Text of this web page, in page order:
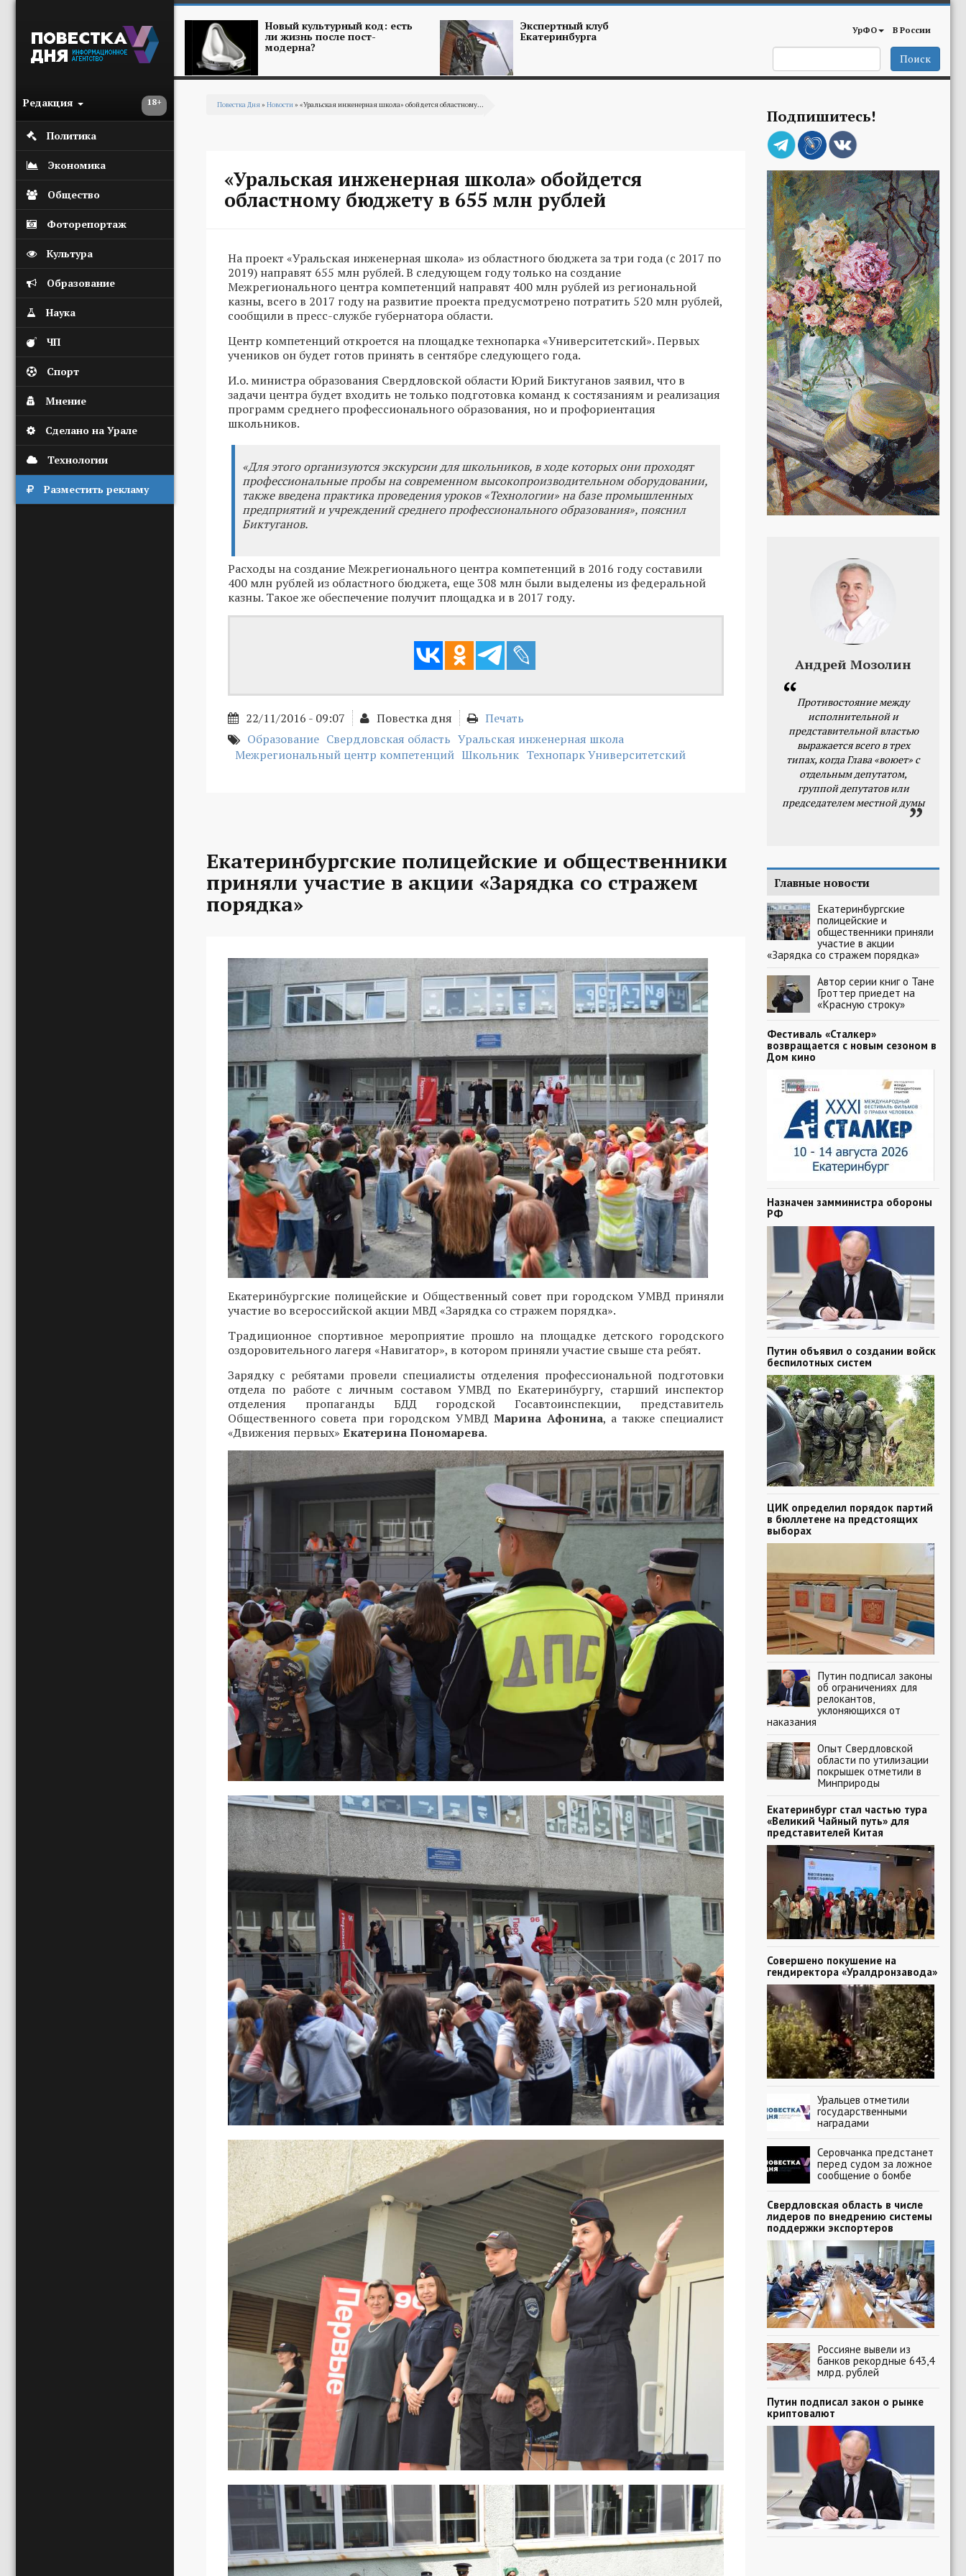
18+
Редакция
Политика
Экономика
Общество
Фоторепортаж
Культура
Образование
Наука
ЧП
Спорт
Мнение
Сделано на Урале
Технологии
Разместить рекламу
Новый культурный код: есть
ли жизнь после пост-
модерна?
Экспертный клуб
Екатеринбурга УрФО В России
Поиск
Повестка Дня» Новости» «Уральская инженерная школа» обойдется областному...
«Уральская инженерная школа» обойдется
областному бюджету в 655 млн рублей
На проект «Уральская инженерная школа» из областного бюджета за три года (с 2017 по
2019) направят 655 млн рублей. В следующем году только на создание
Межрегионального центра компетенций направят 400 млн рублей из региональной
казны, всего в 2017 году на развитие проекта предусмотрено потратить 520 млн рублей,
сообщили в пресс-службе губернатора области.
Центр компетенций откроется на площадке технопарка «Университетский». Первых
учеников он будет готов принять в сентябре следующего года.
И.о. министра образования Свердловской области Юрий Биктуганов заявил, что в
задачи центра будет входить не только подготовка команд к состязаниям и реализация
программ среднего профессионального образования, но и профориентация
школьников.
«Для этого организуются экскурсии для школьников, в ходе которых они проходят
профессиональные пробы на современном высокопроизводительном оборудовании,
также введена практика проведения уроков «Технологии» на базе промышленных
предприятий и учреждений среднего профессионального образования», пояснил
Биктуганов.
Расходы на создание Межрегионального центра компетенций в 2016 году составили
400 млн рублей из областного бюджета, еще 308 млн были выделены из федеральной
казны. Такое же обеспечение получит площадка и в 2017 году.
22/11/2016 - 09:07 Повестка дня
Печать
Образование Свердловская область Уральская инженерная школа
Межрегиональный центр компетенций Школьник Технопарк Университетский
Екатеринбургские полицейские и общественники
приняли участие в акции «Зарядка со стражем
порядка»
Екатеринбургские полицейские и Общественный совет при городском УМВД приняли
участие во всероссийской акции МВД «Зарядка со стражем порядка».
Традиционное спортивное мероприятие прошло на площадке детского городского
оздоровительного лагеря «Навигатор», в котором приняли участие свыше ста ребят.
Зарядку с ребятами провели специалисты отделения профессиональной подготовки
отдела по работе с личным составом УМВД по Екатеринбургу, старший инспектор
отделения пропаганды БДД городской Госавтоинспекции, представитель
Общественного совета при городском УМВДМарина Афонина, а также специалист
«Движения первых» Екатерина Пономарева.
Подпишитесь!
Андрей Мозолин
Противостояние между
исполнительной и
представительной властью
выражается всего в трех
типах, когда Глава «воюет» с
отдельным депутатом,
группой депутатов или
председателем местной думы
Главные новости
Екатеринбургские
полицейские и
общественники приняли
участие в акции
«Зарядка со стражем порядка»
Автор серии книг о Тане
Гроттер приедет на
«Красную строку»
Фестиваль «Сталкер»
возвращается с новым сезоном в
Дом кино
Назначен замминистра обороны
РФ
Путин объявил о создании войск
беспилотных систем
ЦИК определил порядок партий
в бюллетене на предстоящих
выборах
Путин подписал законы
об ограничениях для
релокантов,
уклоняющихся от
наказания
Опыт Свердловской
области по утилизации
покрышек отметили в
Минприроды
Екатеринбург стал частью тура
«Великий Чайный путь» для
представителей Китая
Совершено покушение на
гендиректора «Уралдронзавода»
Уральцев отметили
государственными
наградами
Серовчанка предстанет
перед судом за ложное
сообщение о бомбе
Свердловская область в числе
лидеров по внедрению системы
поддержки экспортеров
Россияне вывели из
банков рекордные 643,4
млрд. рублей
Путин подписал закон о рынке
криптовалют